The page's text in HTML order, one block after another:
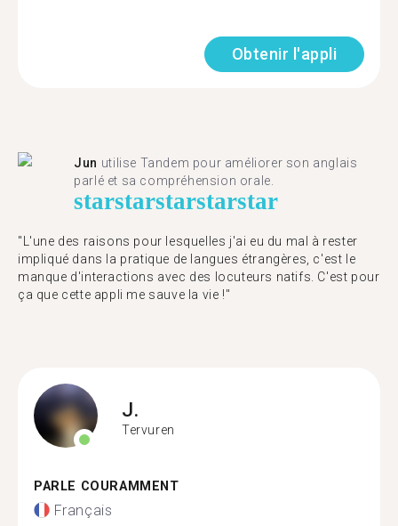
Obtenir l'appli
Jun utilise Tandem pour améliorer son anglais
parlé et sa compréhension orale.
starstarstarstarstar
"L'une des raisons pour lesquelles j'ai eu du mal à rester
impliqué dans la pratique de langues étrangères, c'est le
manque d'interactions avec des locuteurs natifs. C'est pour
ça que cette appli me sauve la vie !"
J.
Tervuren
PARLE COURAMMENT
Français